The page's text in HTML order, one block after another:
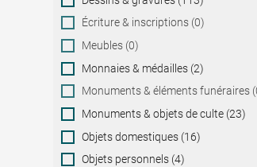
Écriture & inscriptions (0)
Meubles (0)
Monnaies & médailles (2)
Monuments & éléments funéraires
Monuments & objets de culte (23)
Objets domestiques (16)
Objets personnels (4)